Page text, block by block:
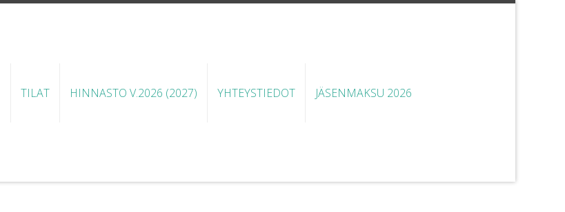
TILAT HINNASTO V.2026 (2027) YHTEYSTIEDOT JÄSENMAKSU 2026